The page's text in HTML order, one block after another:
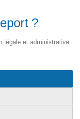
?
légale et administrative